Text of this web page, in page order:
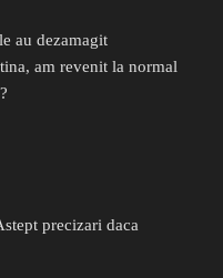
au dezamagit
am revenit la normal
precizari daca